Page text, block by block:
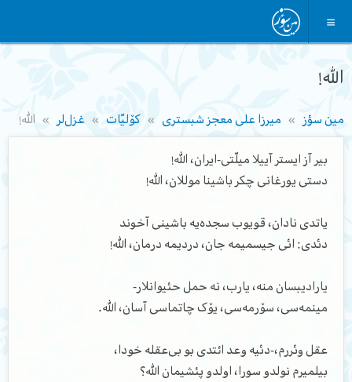
الله!
مین سؤز میرزا علی معجز شبستری کۆلیّات غزل‌لر الله!
بیر آز ایستر آییلا میلّتی-ایران، الله!
دستی یورغانی چکر باشینا موللان، الله!
یاتدی نادان، قویوب سجده‌یه باشینی آخوند
دئدی: ائی جیسمیمه جان، دردیمه درمان، الله!
یارادیبسان منه، یارب، نه حمل حئیوانلار-
مینمه‌سی، سۆرمه‌سی، یۆک چاتماسی آسان، الله.
عقل وئررم،-دئیه وعد ائتدی بو بی‌عقله خودا،
بیلمیرم نولدو سورا، اولدو پئشیمان الله؟